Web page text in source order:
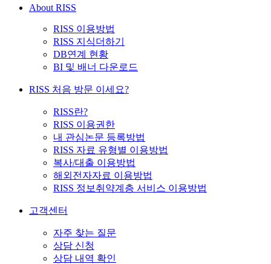
About RISS
RISS 이용방법
RISS 지식더하기
DB연계 현황
BI 및 배너 다운로드
RISS 처음 방문 이세요?
RISS란?
RISS 이용권한
내 관심논문 등록방법
RISS 자료 유형별 이용방법
복사/대출 이용방법
해외전자자료 이용방법
RISS 정보취약계층 서비스 이용방법
고객센터
자주 찾는 질문
상담 신청
상담 내역 확인